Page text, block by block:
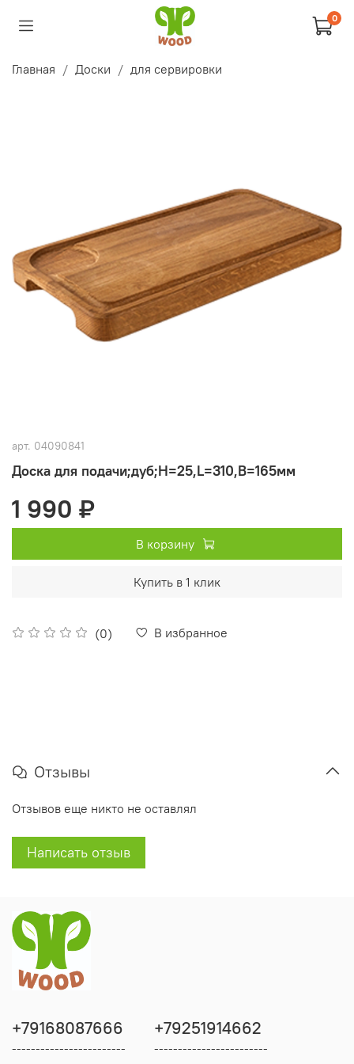
0
Главная Доски для сервировки
арт. 04090841
Доска для подачи;дуб;H=25,L=310,B=165мм
(0) В избранное
1 990 ₽
В корзину
Купить в 1 клик
Отзывы
Отзывов еще никто не оставлял
Написать отзыв
+79168087666
------------------------
+79251914662
------------------------